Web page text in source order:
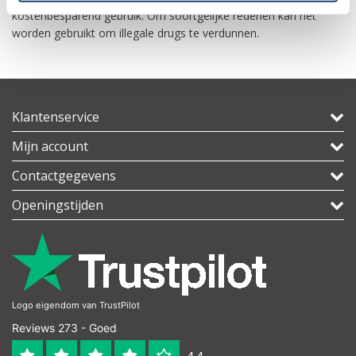
kostenbesparend gebruik. Om soortgelijke redenen kan het
worden gebruikt om illegale drugs te verdunnen.
Klantenservice
Mijn account
Contactgegevens
Openingstijden
Logo eigendom van TrustPilot
Reviews 273 - Goed